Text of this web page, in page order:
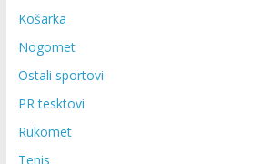
Košarka
Nogomet
Ostali sportovi
PR tesktovi
Rukomet
Tenis